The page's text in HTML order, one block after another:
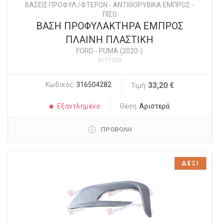
ΒΑΣΕΙΣ ΠΡΟΦΥΛ./ΦΤΕΡΩΝ - ΑΝΤΙΘΟΡΥΒΙΚΑ ΕΜΠΡΟΣ -
ΠΙΣΩ
ΒΑΣΗ ΠΡΟΦΥΛΑΚΤΗΡΑ ΕΜΠΡΟΣ
ΠΛΑΙΝΗ ΠΛΑΣΤΙΚΗ
FORD - PUMA (2020-)
#117309
Κωδικός: 316504282 Τιμή: 33,20 €
Εξαντλημένο Θέση:Αριστερά
ΠΡΟΒΟΛΗ
ΔΕΞΙ